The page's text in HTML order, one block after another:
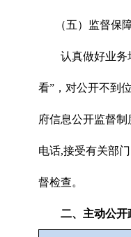
（五）监督保
认真做好业务
看”，对公开不到
府信息公开监督
电话,接受有关部
督检查。
二、主动公开